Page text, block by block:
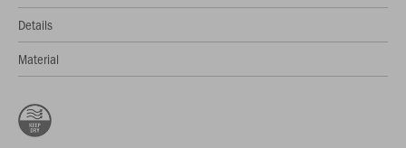
Details
Material